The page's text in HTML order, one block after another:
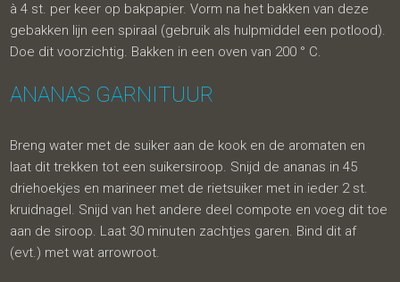
à 4 st. per keer op bakpapier. Vorm na het bakken van deze
gebakken lijn een spiraal (gebruik als hulpmiddel een potlood).
Doe dit voorzichtig. Bakken in een oven van 200 ° C.
ANANAS GARNITUUR
Breng water met de suiker aan de kook en de aromaten en
laat dit trekken tot een suikersiroop. Snijd de ananas in 45
driehoekjes en marineer met de rietsuiker met in ieder 2 st.
kruidnagel. Snijd van het andere deel compote en voeg dit toe
aan de siroop. Laat 30 minuten zachtjes garen. Bind dit af
(evt.) met wat arrowroot.